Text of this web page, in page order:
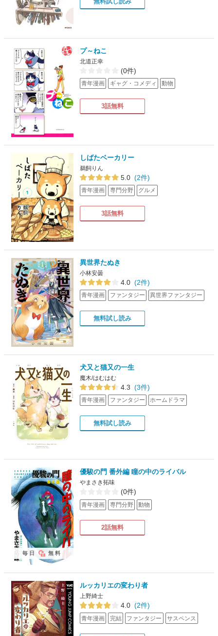
プ～ねこ
北道正幸
(0件)
青年漫画 ギャグ・コメディ 動物
3話無料
しばたベーカリー
鵜飼りん
5.0 (2件)
青年漫画 専門分野 グルメ
3話無料
異世界たぬき
小林安曇
4.0 (2件)
青年漫画 ファンタジー 異世界ファンタジー
無料試し読み
犬又と猫又の一生
魔木/はむはむ
4.3 (3件)
青年漫画 ファンタジー ホームドラマ
無料試し読み
優駿の門 番外編 瞳の中のライバル
やまさき拓味
(0件)
青年漫画 専門分野 動物
2話無料
毎日 無料
ルッカリエの変わり者
上野綺士
4.0 (2件)
青年漫画 完結 ファンタジー サスペンス